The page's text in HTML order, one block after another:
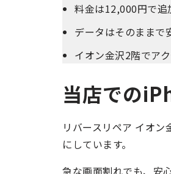
料金は12,000円で追
データはそのままで
イオン金沢2階でア
当店での
リバースリペア イオン
にしています。
急な画面割れでも、安